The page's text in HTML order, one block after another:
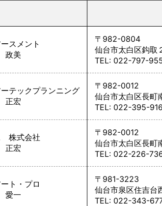
スメント
政美
〒982-0804
仙台市太白区鈎取
TEL: 022-797-
テックプランニング
正宏
〒982-0012
仙台市太白区長町
TEL: 022-395-
株式会社
正宏
〒982-0012
仙台市太白区長町
TEL: 022-226-
ト・プロ
愛一
〒981-3223
仙台市泉区住吉台
TEL: 022-343-